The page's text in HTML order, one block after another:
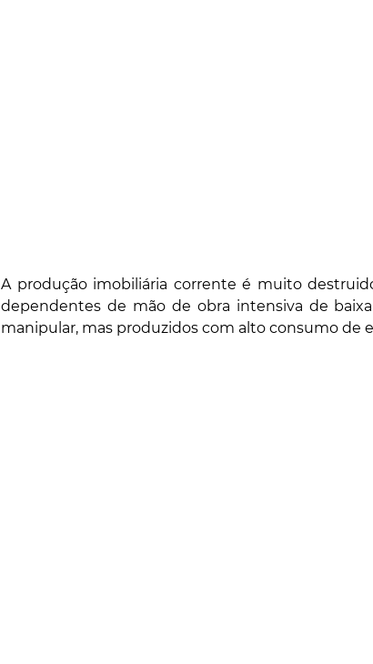
A produção imobiliária corrente é muito
dependentes de mão de obra intensiva de
manipular, mas produzidos com alto consumo de